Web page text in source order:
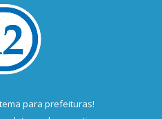
para prefeituras!